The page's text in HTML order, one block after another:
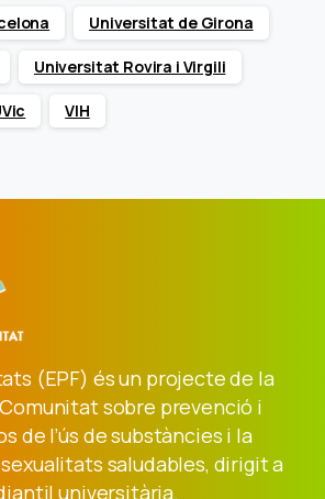
Universitat de Girona
Universitat Rovira i Virgili
VIH
(EPF) és un projecte de la
sobre prevenció i
de l’ús de substàncies i la
saludables, dirigit a
universitària.